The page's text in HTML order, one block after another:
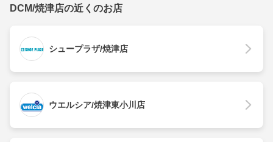
DCM/焼津店の近くのお店
シュープラザ/焼津店
ウエルシア/焼津東小川店